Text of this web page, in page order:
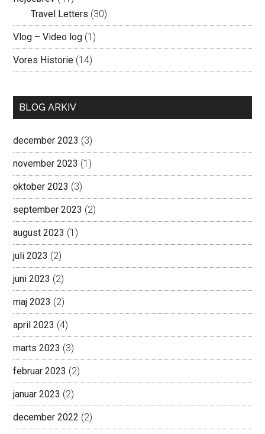
Travel Letters (30)
Vlog – Video log (1)
Vores Historie (14)
BLOG ARKIV
december 2023 (3)
november 2023 (1)
oktober 2023 (3)
september 2023 (2)
august 2023 (1)
juli 2023 (2)
juni 2023 (2)
maj 2023 (2)
april 2023 (4)
marts 2023 (3)
februar 2023 (2)
januar 2023 (2)
december 2022 (2)